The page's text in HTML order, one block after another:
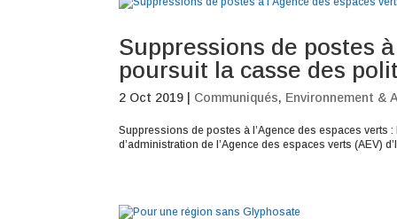
Suppressions de postes
poursuit la casse des
2 Oct 2019 Communiqués, Environnement &
Suppressions de postes à l’Agence des espaces
d’administration de l’Agence des espaces verts (AEV)